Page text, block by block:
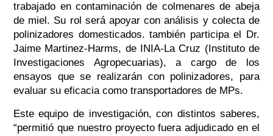
trabajado en contaminación de colmenares de abeja
de miel. Su rol será apoyar con análisis y colecta de
polinizadores domesticados. también participa el Dr.
Jaime Martinez-Harms, de INIA-La Cruz (Instituto de
Investigaciones Agropecuarias), a cargo de los
ensayos que se realizarán con polinizadores, para
evaluar su eficacia como transportadores de MPs.
Este equipo de investigación, con distintos saberes,
“permitió que nuestro proyecto fuera adjudicado en el